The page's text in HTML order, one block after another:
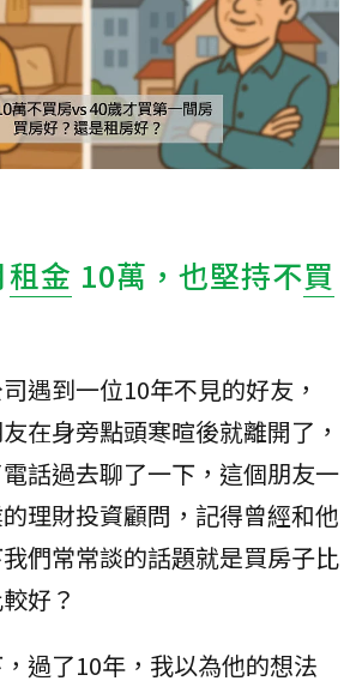
租金 10萬，也堅持不買
遇到一位10年不見的好友，
在身旁點頭寒暄後就離開了，
話過去聊了一下，這個朋友一
理財投資顧問，記得曾經和他
們常常談的話題就是買房子比
好？
過了10年，我以為他的想法